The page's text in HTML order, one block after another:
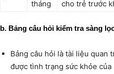
tháng
cho trẻ trước
b. Bảng câu hỏi kiểm tra sàng
Bảng câu hỏi là tài liệu quan
được tình trạng sức khỏe